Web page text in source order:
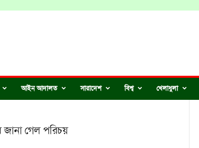
আইন আদালত সারাদেশ বিশ্ব খেলাধুলা
জানা গেল পরিচয়